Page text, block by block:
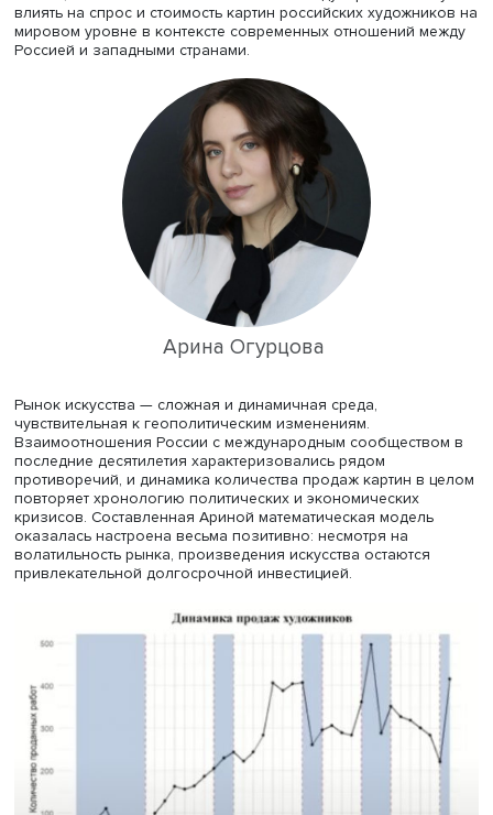
Выпускница Арина Огурцова подготовила работу на
«Изменение ценовых индексов на картины российских
художников вследствие экономических шоков».
Главную цель своей выпускной работы она
рассмотреть динамику арт-индекса с новой
понять, как политические отношения между странами
влиять на спрос и стоимость картин российских
мировом уровне в контексте современных отношений
Россией и западными странами.
Арина Огурцова
Рынок искусства — сложная и динамичная среда,
чувствительная к геополитическим изменениям.
Взаимоотношения России с международным
последние десятилетия характеризовались рядом
противоречий, и динамика количества продаж картин
повторяет хронологию политических и экономических
кризисов. Составленная Ариной математическая
оказалась настроена весьма позитивно: несмотря на
волатильность рынка, произведения искусства